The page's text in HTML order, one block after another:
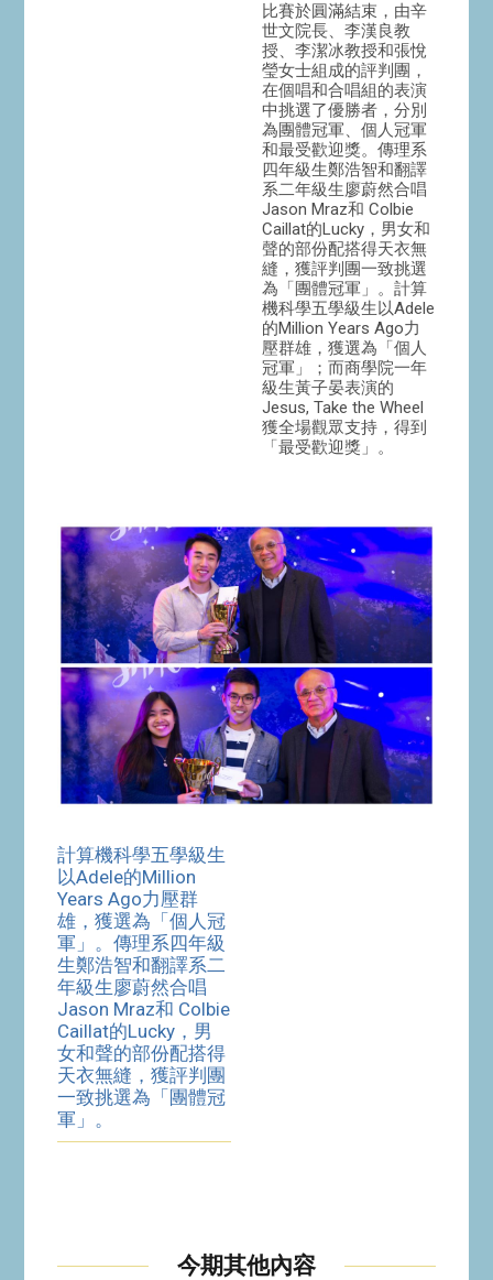
比賽於圓滿結束，由辛
世文院長、李漢良教
授、李潔冰教授和張悅
瑩女士組成的評判團，
在個唱和合唱組的表演
中挑選了優勝者，分別
為團體冠軍、個人冠軍
和最受歡迎獎。傳理系
四年級生鄭浩智和翻譯
系二年級生廖蔚然合唱
Jason Mraz和 Colbie
Caillat的Lucky，男女和
聲的部份配搭得天衣無
縫，獲評判團一致挑選
為「團體冠軍」。計算
機科學五學級生以Adele
的Million Years Ago力
壓群雄，獲選為「個人
冠軍」；而商學院一年
級生黃子晏表演的
Jesus, Take the Wheel
獲全場觀眾支持，得到
「最受歡迎獎」。
計算機科學五學級生
以Adele的Million
Years Ago力壓群
雄，獲選為「個人冠
軍」。傳理系四年級
生鄭浩智和翻譯系二
年級生廖蔚然合唱
Jason Mraz和 Colbie
Caillat的Lucky，男
女和聲的部份配搭得
天衣無縫，獲評判團
一致挑選為「團體冠
軍」。
今期其他內容